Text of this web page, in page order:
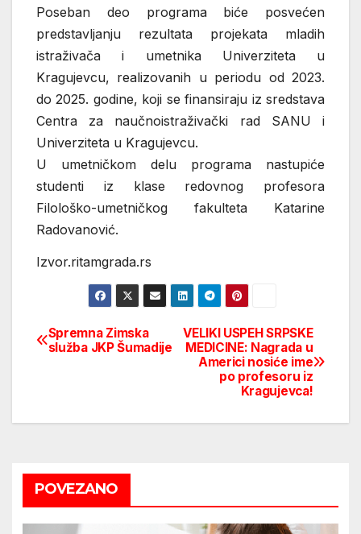
Poseban deo programa biće posvećen
predstavljanju rezultata projekata mladih
istraživača i umetnika Univerziteta u
Kragujevcu, realizovanih u periodu od 2023.
do 2025. godine, koji se finansiraju iz sredstava
Centra za naučnoistraživački rad SANU i
Univerziteta u Kragujevcu.
U umetničkom delu programa nastupiće
studenti iz klase redovnog profesora
Filološko-umetničkog fakulteta Katarine
Radovanović.
Izvor.ritamgrada.rs
Post
VELIKI USPEH SRPSKE
MEDICINE: Nagrada u
Americi nosiće ime
po profesoru iz
Kragujevca!
Spremna Zimska
služba JKP Šumadije
POVEZANO